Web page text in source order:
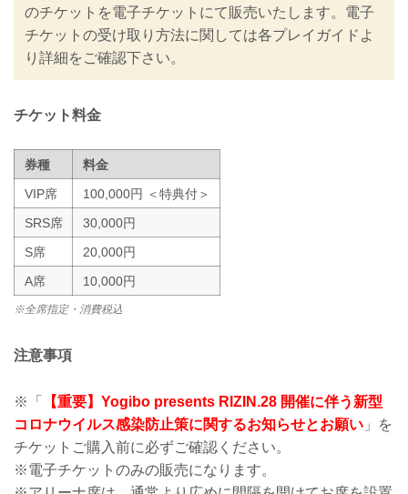
っておりますので、ご案内いたします。
皆さまには大変ご不便をおかけいたしま
すが、安心してご来場・ご観戦いただけ
ますよう努めてまいりますので、何卒ご
理解とご協力のほどよろしくお願いいた
のチケットを電子チケットにて販売いたします。電子
チケットの受け取り方法に関しては各プレイガイドよ
り詳細をご確認下さい。
チケット料金
券種
料金
VIP席
100,000円 ＜特典付＞
SRS席
30,000円
S席
20,000円
A席
10,000円
※全席指定・消費税込
注意事項
※「
【重要】Yogibo presents RIZIN.28 開催に伴う新型
コロナウイルス感染防止策に関するお知らせとお願い 」を
チケットご購入前に必ずご確認ください。
※電子チケットのみの販売になります。